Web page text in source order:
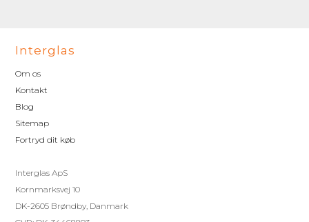
Interglas
Om os
Kontakt
Blog
Sitemap
Fortryd dit køb
Interglas ApS
Kornmarksvej 10
DK-2605 Brøndby, Danmark